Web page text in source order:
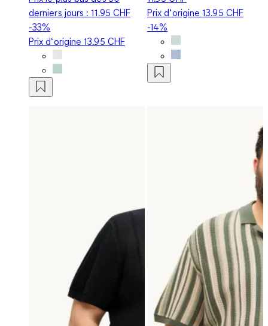
derniers jours :11.95 CHF
-33%
Prix d‘origine13.95 CHF
Prix d‘origine13.95 CHF
-14%